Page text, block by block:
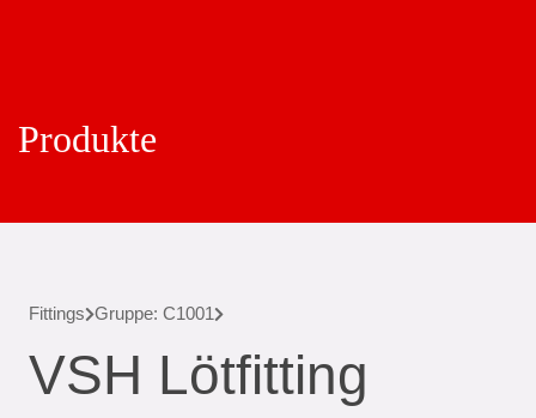
Produkte
Fittings Gruppe: C1001
VSH Lötfitting